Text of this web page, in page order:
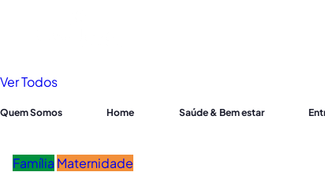
Ver Todos
Quem Somos Home Saúde & Bem estar
Família Maternidade